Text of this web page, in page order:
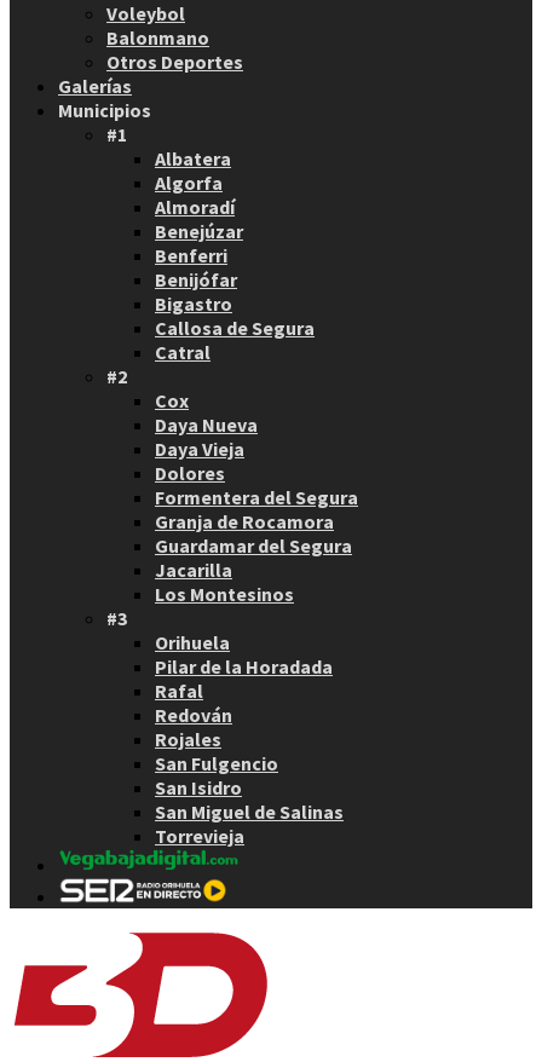
Voleybol
Balonmano
Otros Deportes
Galerías
Municipios
#1
Albatera
Algorfa
Almoradí
Benejúzar
Benferri
Benijófar
Bigastro
Callosa de Segura
Catral
#2
Cox
Daya Nueva
Daya Vieja
Dolores
Formentera del Segura
Granja de Rocamora
Guardamar del Segura
Jacarilla
Los Montesinos
#3
Orihuela
Pilar de la Horadada
Rafal
Redován
Rojales
San Fulgencio
San Isidro
San Miguel de Salinas
Torrevieja